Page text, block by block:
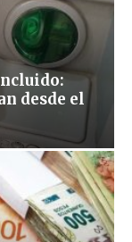
desde el